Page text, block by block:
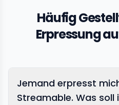
Häufig
Erpressung
Jemand erpresst
Streamable. Was soll